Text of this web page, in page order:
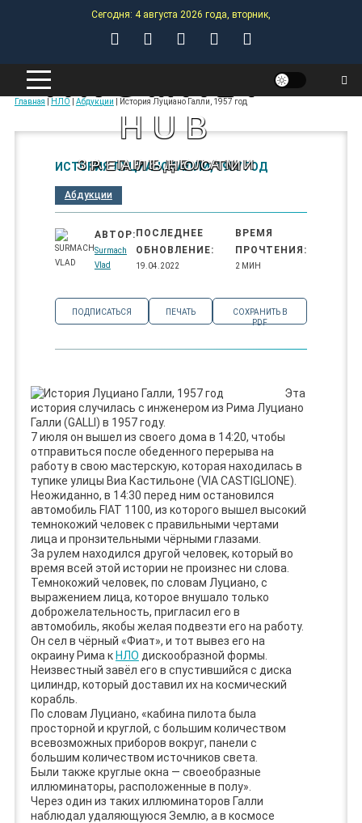
Сегодня: 4 августа 2026 года, вторник,
ANOMALY-
HUB
ЗА ПРЕДЕЛАМИ РЕАЛЬНОСТИ
Главная НЛО Абдукции История Луциано Галли, 1957 год
ИСТОРИЯ ЛУЦИАНО ГАЛЛИ, 1957 ГОД
Абдукции
АВТОР:
Surmach
Vlad
ПОСЛЕДНЕЕ
ОБНОВЛЕНИЕ:
19.04.2022
ВРЕМЯ
ПРОЧТЕНИЯ:
2 МИН
ПОДПИСАТЬСЯ ПЕЧАТЬ
СОХРАНИТЬ В
PDF
Эта
история случилась с инженером из Рима Луциано
Галли (GALLI) в 1957 году.
7 июля он вышел из своего дома в 14:20, чтобы
отправиться после обеденного перерыва на
работу в свою мастерскую, которая находилась в
тупике улицы Виа Кастильоне (VIA CASTIGLIONE).
Неожиданно, в 14:30 перед ним остановился
автомобиль FIAT 1100, из которого вышел высокий
темнокожий человек с правильными чертами
лица и пронзительными чёрными глазами.
За рулем находился другой человек, который во
время всей этой истории не произнес ни слова.
Темнокожий человек, по словам Луциано, с
выражением лица, которое внушало только
доброжелательность, пригласил его в
автомобиль, якобы желая подвезти его на работу.
Он сел в чёрный «Фиат», и тот вывез его на
окраину Рима к НЛО дискообразной формы.
Неизвестный завёл его в спустившийся с диска
цилиндр, который доставил их на космический
корабль.
По словам Луциано, «кабина пилота была
просторной и круглой, с большим количеством
всевозможных приборов вокруг, панели с
большим количеством источников света.
Были также круглые окна — своеобразные
иллюминаторы, расположенные в полу».
Через один из таких иллюминаторов Галли
наблюдал удаляющуюся Землю, а в космосе